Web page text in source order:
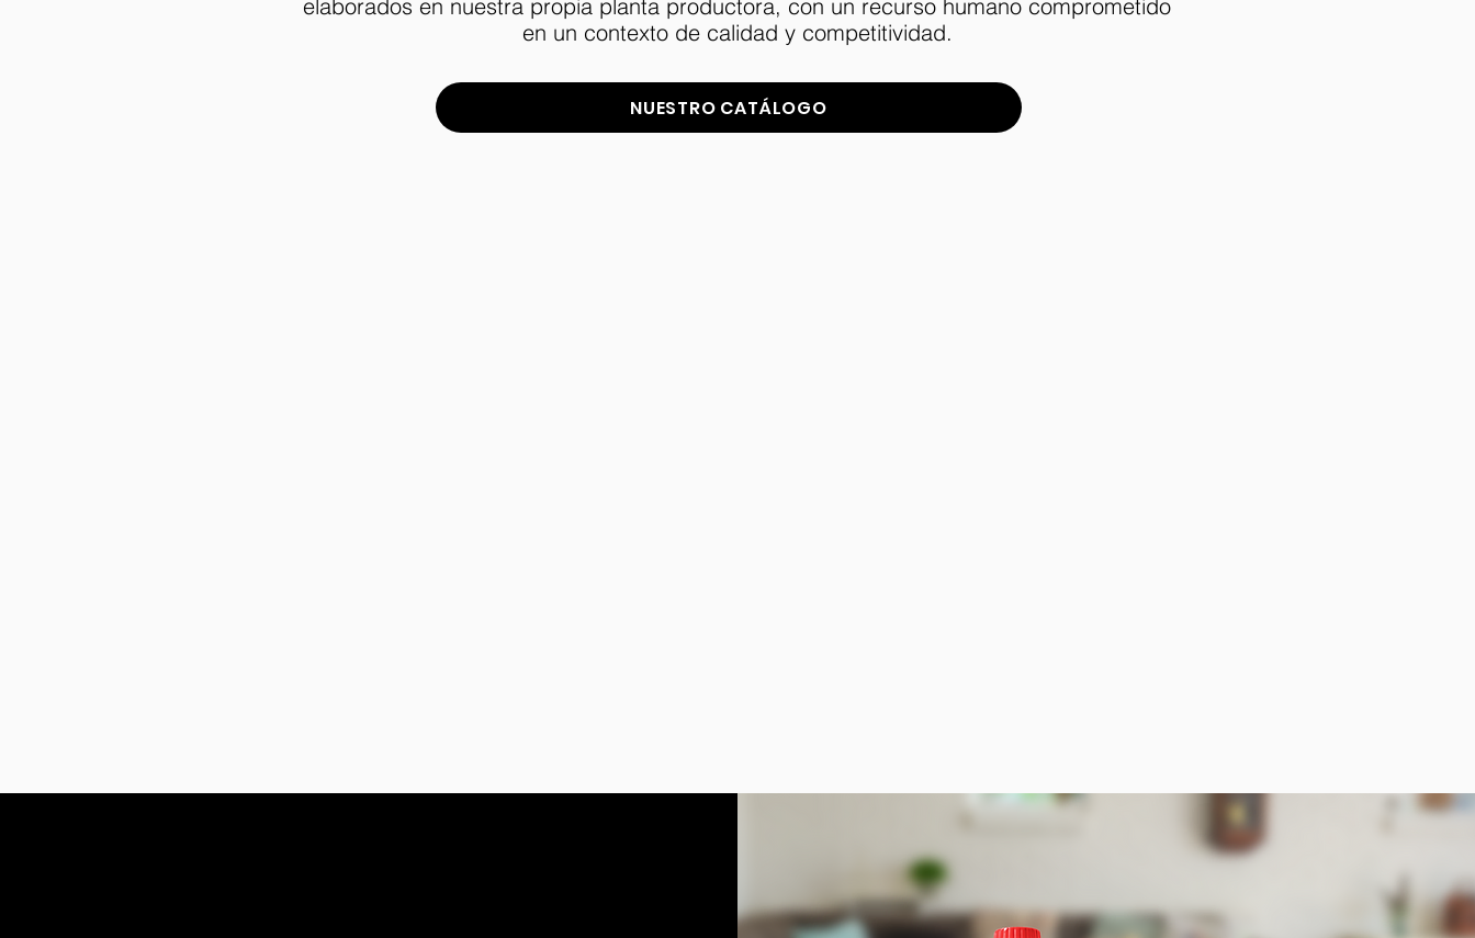
elaborados en nuestra propia planta productora, con un recurso humano comprometido
en un contexto de calidad y competitividad.
NUESTRO CATÁLOGO